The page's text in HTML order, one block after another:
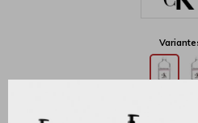
MÉTODOS Y